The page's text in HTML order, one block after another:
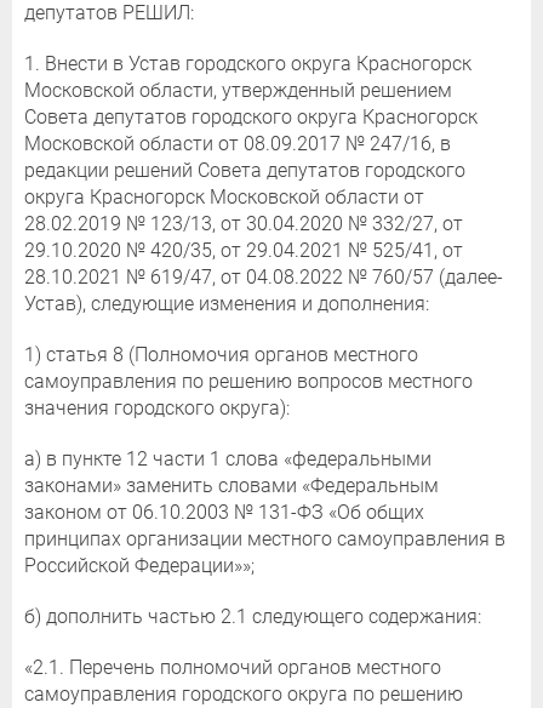
депутатов РЕШИЛ:
1. Внести в Устав городского округа Красногорск
Московской области, утвержденный решением
Совета депутатов городского округа Красногорск
Московской области от 08.09.2017 № 247/16, в
редакции решений Совета депутатов городского
округа Красногорск Московской области от
28.02.2019 № 123/13, от 30.04.2020 № 332/27, от
29.10.2020 № 420/35, от 29.04.2021 № 525/41, от
28.10.2021 № 619/47, от 04.08.2022 № 760/57 (далее-
Устав), следующие изменения и дополнения:
1) статья 8 (Полномочия органов местного
самоуправления по решению вопросов местного
значения городского округа):
а) в пункте 12 части 1 слова «федеральными
законами» заменить словами «Федеральным
законом от 06.10.2003 № 131-ФЗ «Об общих
принципах организации местного самоуправления в
Российской Федерации»»;
б) дополнить частью 2.1 следующего содержания:
«2.1. Перечень полномочий органов местного
самоуправления городского округа по решению